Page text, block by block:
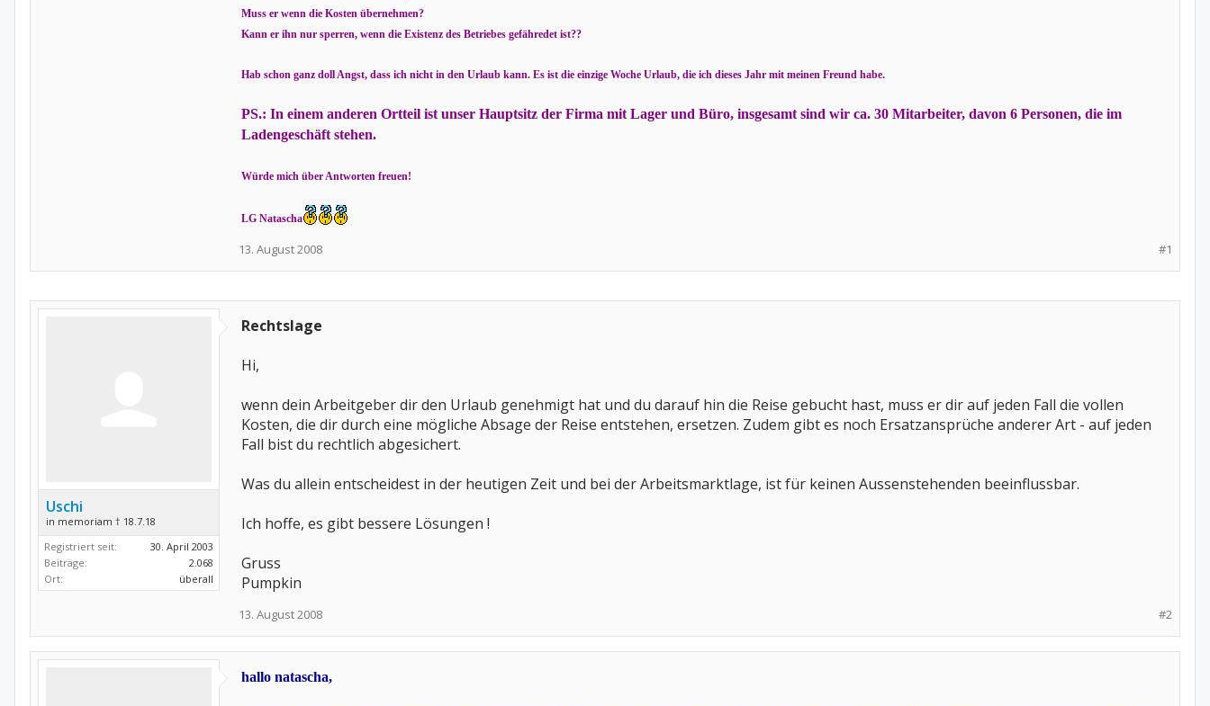
Muss er wenn die Kosten übernehmen?
Kann er ihn nur sperren, wenn die Existenz des Betriebes gefähredet ist??
Hab schon ganz doll Angst, dass ich nicht in den Urlaub kann. Es ist die einzige Woche Urlaub, die ich dieses Jahr mit meinen Freund habe.
PS.: In einem anderen Ortteil ist unser Hauptsitz der Firma mit Lager und Büro, insgesamt sind wir ca. 30 Mitarbeiter, davon 6 Personen, die im
Ladengeschäft stehen.
Würde mich über Antworten freuen!
LG Natascha
#1
13. August 2008
Uschi
in memoriam † 18.7.18
Registriert seit:
30. April 2003
Beiträge:
2.068
Ort:
überall
Rechtslage
Hi,
wenn dein Arbeitgeber dir den Urlaub genehmigt hat und du darauf hin die Reise gebucht hast, muss er dir auf jeden Fall die vollen
Kosten, die dir durch eine mögliche Absage der Reise entstehen, ersetzen. Zudem gibt es noch Ersatzansprüche anderer Art - auf jeden
Fall bist du rechtlich abgesichert.
Was du allein entscheidest in der heutigen Zeit und bei der Arbeitsmarktlage, ist für keinen Aussenstehenden beeinflussbar.
Ich hoffe, es gibt bessere Lösungen !
Gruss
Pumpkin
#2
13. August 2008
hallo natascha,